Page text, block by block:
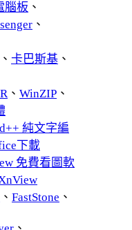
腦板 、
、
、 卡巴斯基 、
、 WinZIP 、
純文字編
下載
免費看圖軟
、 FastStone 、